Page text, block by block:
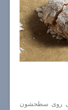
روی سطحشون